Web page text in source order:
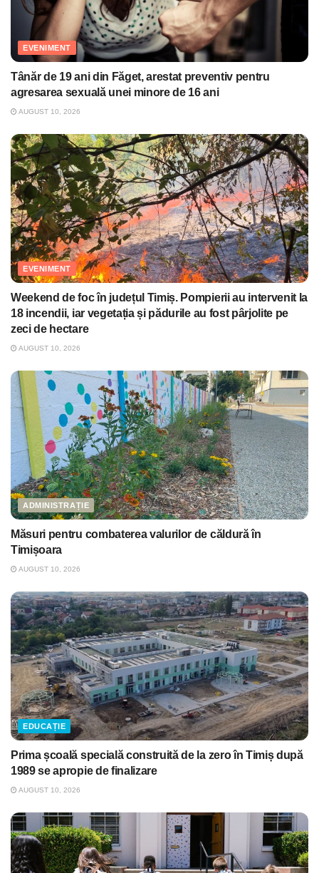
EVENIMENT
Tânăr de 19 ani din Făget, arestat preventiv pentru
agresarea sexuală unei minore de 16 ani
AUGUST 10, 2026
EVENIMENT
Weekend de foc în județul Timiș. Pompierii au intervenit la
18 incendii, iar vegetația și pădurile au fost pârjolite pe
zeci de hectare
AUGUST 10, 2026
ADMINISTRAȚIE
Măsuri pentru combaterea valurilor de căldură în
Timișoara
AUGUST 10, 2026
EDUCAȚIE
Prima școală specială construită de la zero în Timiș după
1989 se apropie de finalizare
AUGUST 10, 2026